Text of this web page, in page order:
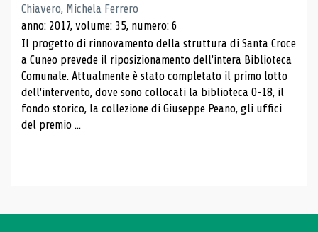
Chiavero, Michela Ferrero
anno: 2017, volume: 35, numero: 6
Il progetto di rinnovamento della struttura di Santa Croce
a Cuneo prevede il riposizionamento dell'intera Biblioteca
Comunale. Attualmente è stato completato il primo lotto
dell'intervento, dove sono collocati la biblioteca 0-18, il
fondo storico, la collezione di Giuseppe Peano, gli uffici
del premio ...